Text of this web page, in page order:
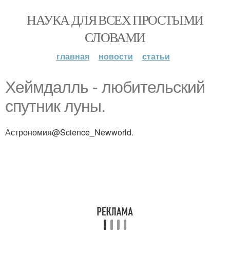
НАУКА ДЛЯ ВСЕХ ПРОСТЫМИ
СЛОВАМИ
главная новости статьи
Хеймдалль - любительский
спутник луны.
Астрономия@Science_Newworld.